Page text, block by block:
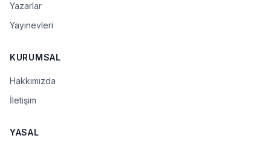
Yazarlar
Yayınevleri
KURUMSAL
Hakkımızda
İletişim
YASAL